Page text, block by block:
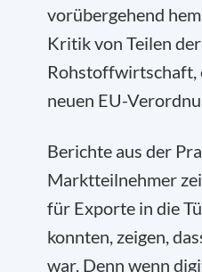
vorübergehend
Kritik von Teilen
Rohstoffwirtschaft,
neuen EU-
Berichte aus der
Marktteilnehmer
für Exporte in die
konnten, zeigen,
war. Denn wenn